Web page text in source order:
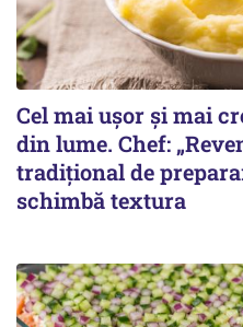
Cel mai ușor și mai
din lume. Chef:
tradițional de
schimbă textura